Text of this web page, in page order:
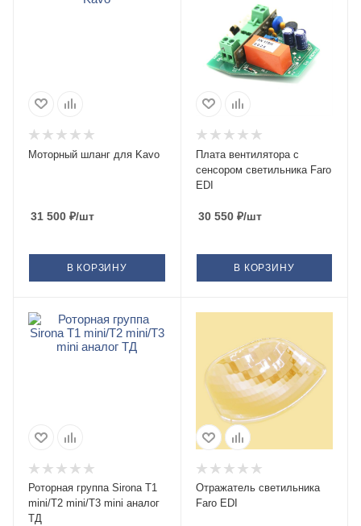
Моторный шланг для Kavo
31 500 ₽/шт
В КОРЗИНУ
Плата вентилятора с
сенсором светильника Faro
EDI
30 550₽/шт
В КОРЗИНУ
Роторная группа Sirona T1
mini/T2 mini/T3 mini аналог
ТД
Отражатель светильника
Faro EDI